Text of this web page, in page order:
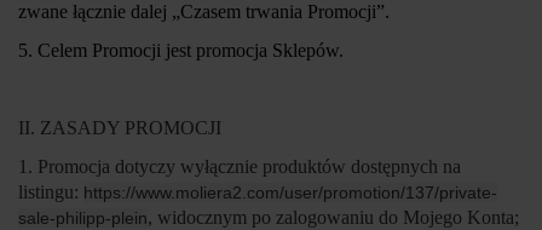
zwane łącznie dalej „Czasem trwania Promocji”.
5. Celem Promocji jest promocja Sklepów.
II. ZASADY PROMOCJI
1. Promocja dotyczy wyłącznie produktów dostępnych na
listingu: https://www.moliera2.com/user/promotion/137/private-
sale-philipp-plein, widocznym po zalogowaniu do Mojego Konta;